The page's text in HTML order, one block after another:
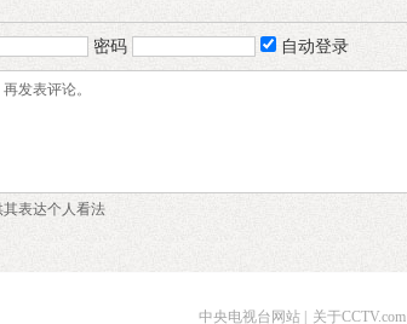
密码 自动登录
表达个人看法
中央电视台网站 关于CCTV.com